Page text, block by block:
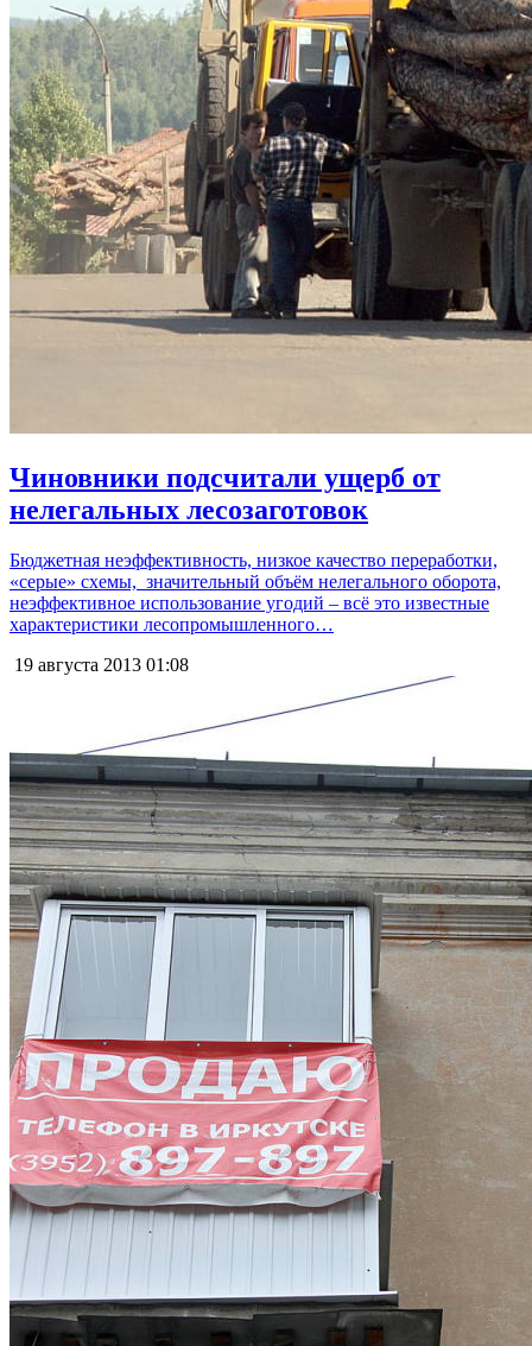
Чиновники подсчитали ущерб от
нелегальных лесозаготовок
Бюджетная неэффективность, низкое качество переработки,
«серые» схемы, значительный объём нелегального оборота,
неэффективное использование угодий – всё это известные
характеристики лесопромышленного…
19 августа 2013 01:08